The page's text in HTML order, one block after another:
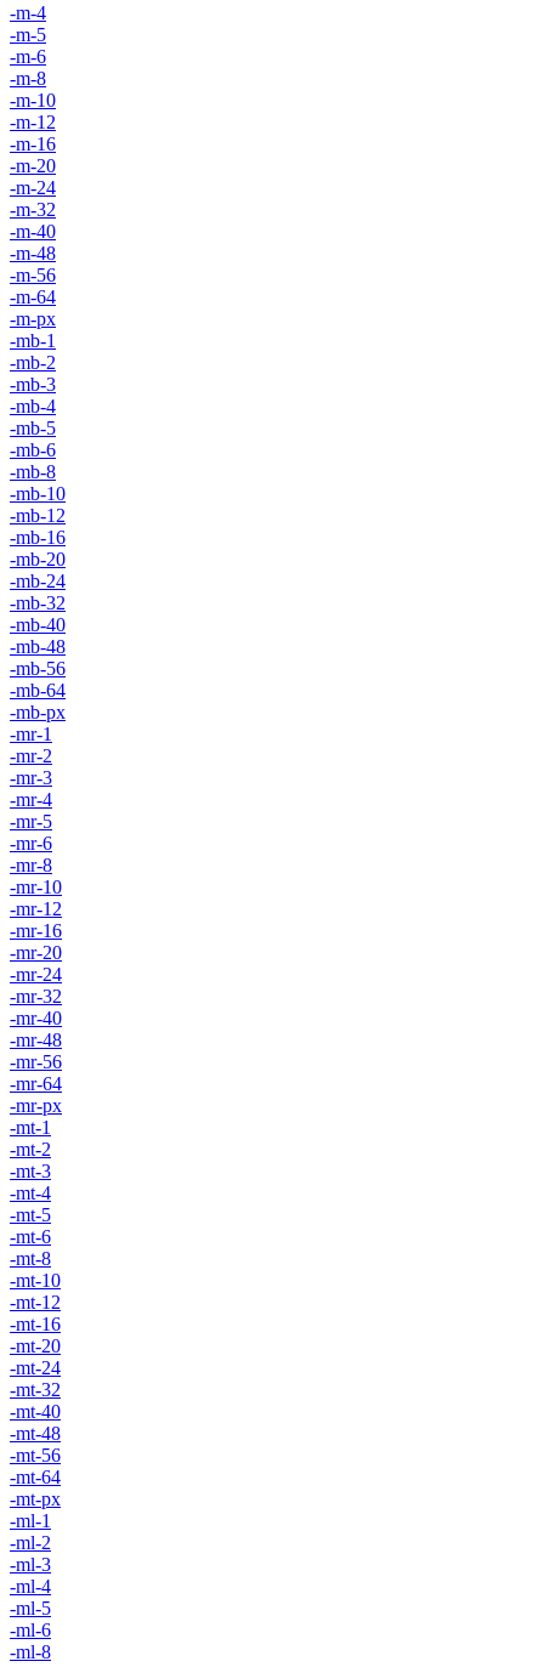
-m-4
-m-5
-m-6
-m-8
-m-10
-m-12
-m-16
-m-20
-m-24
-m-32
-m-40
-m-48
-m-56
-m-64
-m-px
-mb-1
-mb-2
-mb-3
-mb-4
-mb-5
-mb-6
-mb-8
-mb-10
-mb-12
-mb-16
-mb-20
-mb-24
-mb-32
-mb-40
-mb-48
-mb-56
-mb-64
-mb-px
-mr-1
-mr-2
-mr-3
-mr-4
-mr-5
-mr-6
-mr-8
-mr-10
-mr-12
-mr-16
-mr-20
-mr-24
-mr-32
-mr-40
-mr-48
-mr-56
-mr-64
-mr-px
-mt-1
-mt-2
-mt-3
-mt-4
-mt-5
-mt-6
-mt-8
-mt-10
-mt-12
-mt-16
-mt-20
-mt-24
-mt-32
-mt-40
-mt-48
-mt-56
-mt-64
-mt-px
-ml-1
-ml-2
-ml-3
-ml-4
-ml-5
-ml-6
-ml-8